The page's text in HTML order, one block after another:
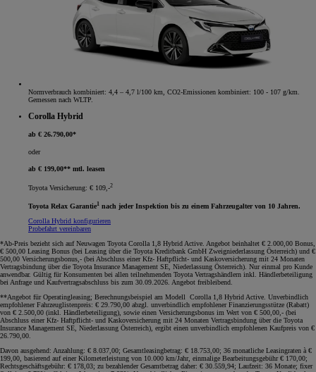
Normverbrauch kombiniert: 4,4 – 4,7 l/100 km, CO2-Emissionen kombiniert: 100 - 107 g/km.
Gemessen nach WLTP.
Corolla Hybrid
ab € 26.790,00*
oder
ab € 199,00** mtl. leasen
Toyota Versicherung: € 109,-2
Toyota Relax Garantie1 nach jeder Inspektion bis zu einem Fahrzeugalter von 10 Jahren.
Corolla Hybrid konfigurieren
Probefahrt vereinbaren
*Ab-Preis bezieht sich auf Neuwagen Toyota Corolla 1,8 Hybrid Active. Angebot beinhaltet € 2.000,00 Bonus,
€ 500,00 Leasing Bonus (bei Leasing über die Toyota Kreditbank GmbH Zweigniederlassung Österreich) und €
500,00 Versicherungsbonus,- (bei Abschluss einer Kfz- Haftpflicht- und Kaskoversicherung mit 24 Monaten
Vertragsbindung über die Toyota Insurance Management SE, Niederlassung Österreich). Nur einmal pro Kunde
anwendbar. Gültig für Konsumenten bei allen teilnehmenden Toyota Vertragshändlern inkl. Händlerbeteiligung
bei Anfrage und Kaufvertragsabschluss bis zum 30.09.2026. Angebot freibleibend.
**Angebot für Operatingleasing; Berechnungsbeispiel am Modell Corolla 1,8 Hybrid Active. Unverbindlich
empfohlener Fahrzeuglistenpreis: € 29.790,00 abzgl. unverbindlich empfohlener Finanzierungsstütze (Rabatt)
von € 2.500,00 (inkl. Händlerbeteiligung), sowie einen Versicherungsbonus im Wert von € 500,00,- (bei
Abschluss einer Kfz- Haftpflicht- und Kaskoversicherung mit 24 Monaten Vertragsbindung über die Toyota
Insurance Management SE, Niederlassung Österreich), ergibt einen unverbindlich empfohlenen Kaufpreis von €
26.790,00.
Davon ausgehend: Anzahlung: € 8.037,00; Gesamtleasingbetrag: € 18.753,00; 36 monatliche Leasingraten à €
199,00, basierend auf einer Kilometerleistung von 10.000 km/Jahr, einmalige Bearbeitungsgebühr € 170,00;
Rechtsgeschäftsgebühr: € 178,03; zu bezahlender Gesamtbetrag daher: € 30.559,94; Laufzeit: 36 Monate; fixer